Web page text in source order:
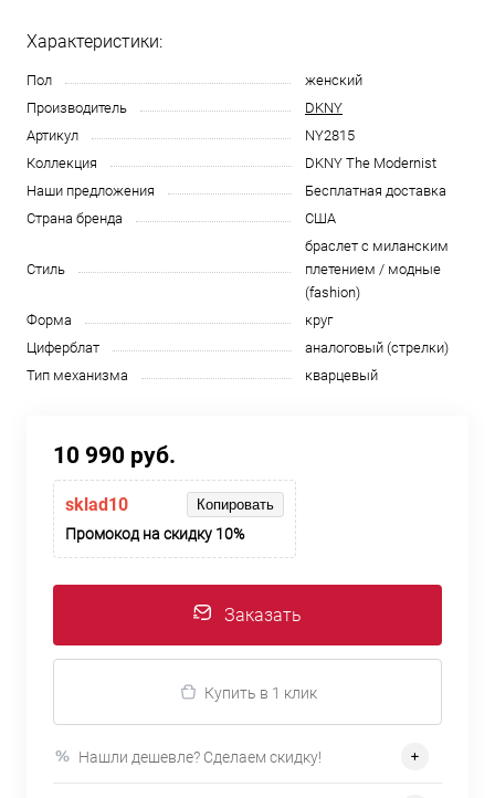
Характеристики:
Пол
женский
Производитель
DKNY
Артикул
NY2815
Коллекция
DKNY The Modernist
Наши предложения
Бесплатная доставка
Страна бренда
США
Стиль
браслет с миланским
плетением / модные
(fashion)
Форма
круг
Циферблат
аналоговый (стрелки)
Тип механизма
кварцевый
10 990 руб.
sklad10 Копировать
Промокод на скидку 10%
Заказать
Купить в 1 клик
Нашли дешевле? Сделаем скидку!